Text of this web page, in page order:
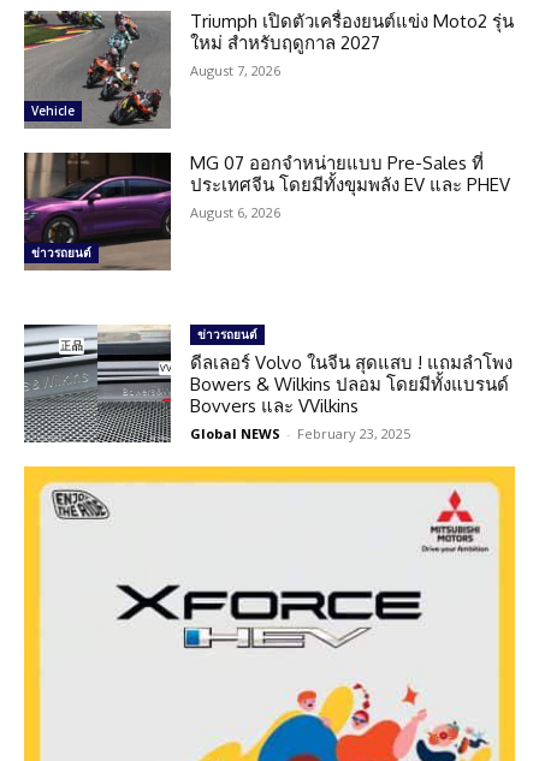
Vehicle
Triumph เปิดตัวเครื่องยนต์แข่ง Moto2 รุ่น
ใหม่ สำหรับฤดูกาล 2027
August 7, 2026
ข่าวรถยนต์
MG 07 ออกจำหน่ายแบบ Pre-Sales ที่
ประเทศจีน โดยมีทั้งขุมพลัง EV และ PHEV
August 6, 2026
ข่าวรถยนต์
ดีลเลอร์ Volvo ในจีน สุดแสบ ! แถมลำโพง
Bowers & Wilkins ปลอม โดยมีทั้งแบรนด์
Bovvers และ VVilkins
Global NEWS - February 23, 2025